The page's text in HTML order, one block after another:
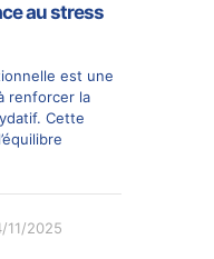
au stress
est une
renforcer la
Cette
11/2025